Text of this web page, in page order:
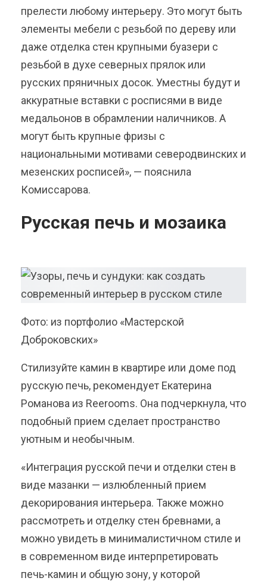
прелести любому интерьеру. Это могут быть
элементы мебели с резьбой по дереву или
даже отделка стен крупными буазери с
резьбой в духе северных прялок или
русских пряничных досок. Уместны будут и
аккуратные вставки с росписями в виде
медальонов в обрамлении наличников. А
могут быть крупные фризы с
национальными мотивами северодвинских и
мезенских росписей», — пояснила
Комиссарова.
Русская печь и мозаика
Фото: из портфолио «Мастерской
Доброковских»
Стилизуйте камин в квартире или доме под
русскую печь, рекомендует Екатерина
Романова из Reerooms. Она подчеркнула, что
подобный прием сделает пространство
уютным и необычным.
«Интеграция русской печи и отделки стен в
виде мазанки — излюбленный прием
декорирования интерьера. Также можно
рассмотреть и отделку стен бревнами, а
можно увидеть в минималистичном стиле и
в современном виде интерпретировать
печь-камин и общую зону, у которой